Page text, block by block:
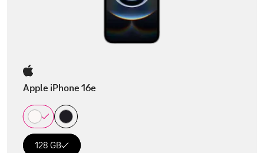
Apple iPhone 16e
128 GB